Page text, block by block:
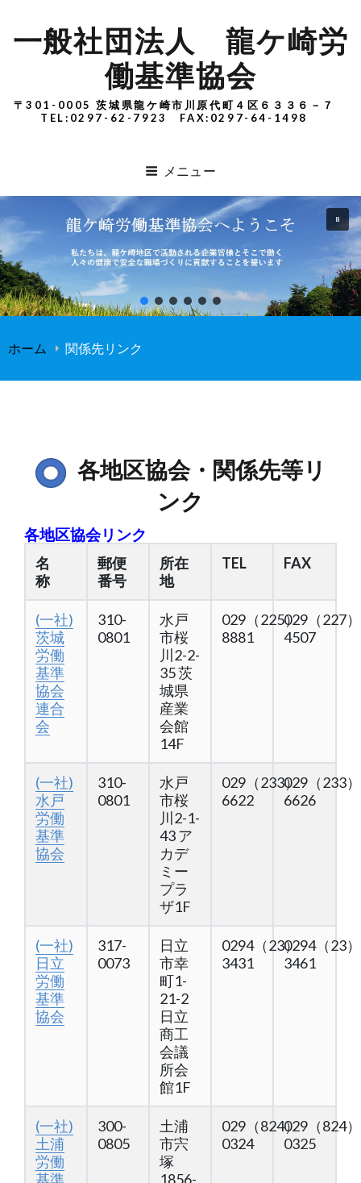
一般社団法人 龍ケ崎労
働基準協会
〒301-0005 茨城県龍ケ崎市川原代町４区６３３６－７
TEL:0297-62-7923 FAX:0297-64-1498
メニュー
ホーム 関係先リンク
各地区協会・関係先等リ
ンク
各地区協会リンク
名
称
郵便
番号
所在
地
TEL FAX
(一社)
茨城
労働
基準
協会
連合
会
310-
0801
水戸
市桜
川2-2-
35 茨
城県
産業
会館
14F
029（225）
8881
029（227）
4507
(一社)
水戸
労働
基準
協会
310-
0801
水戸
市桜
川2-1-
43 ア
カデ
ミー
プラ
ザ1F
029（233）
6622
029（233）
6626
(一社)
日立
労働
基準
協会
317-
0073
日立
市幸
町1-
21-2
日立
商工
会議
所会
館1F
0294（23）
3431
0294（23）
3461
(一社)
土浦
労働
基準
300-
0805
土浦
市宍
塚
1856-
029（824）
0324
029（824）
0325